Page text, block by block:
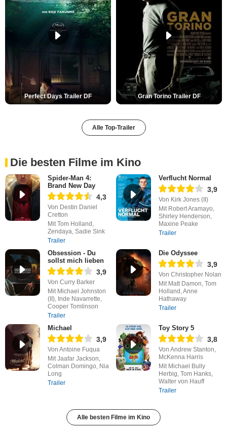
Perfect Days Trailer DF Gran Torino Trailer DF
Alle Top-Trailer
Die besten Filme im Kino
Spider-Man 4:
Brand New Day
4,3
Von Destin Daniel
Cretton
Mit Tom Holland,
Zendaya, Sadie Sink
Trailer
Verflucht Normal
3,9
Von Kirk Jones (II)
Mit Robert Aramayo,
Shirley Henderson,
Maxine Peake
Trailer
Obsession - Du
sollst mich lieben
3,9
Von Curry Barker
Mit Michael Johnston
(II), Inde Navarrette,
Cooper Tomlinson
Trailer
Die Odyssee
3,9
Von Christopher Nolan
Mit Matt Damon, Tom
Holland, Anne
Hathaway
Trailer
Michael
3,9
Von Antoine Fuqua
Mit Jaafar Jackson,
Colman Domingo, Nia
Long
Trailer
Toy Story 5
3,8
Von Andrew Stanton,
McKenna Harris
Mit Michael Bully
Herbig, Tom Hanks,
Walter von Hauff
Trailer
Alle besten Filme im Kino